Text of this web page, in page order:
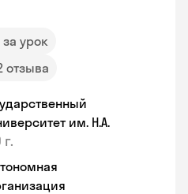
за урок
отзыва
им. Н.А.
г.